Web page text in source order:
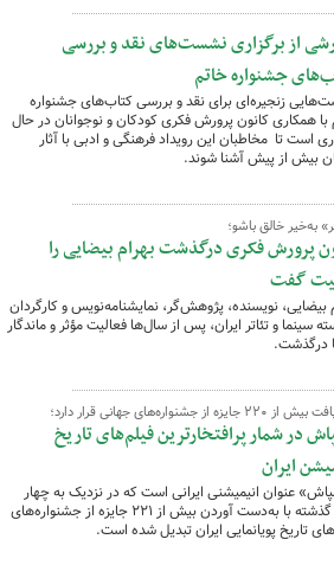
از برگزاری نشست‌های نقد و بررسی
جشنواره خاتم
زنجیره‌ای برای نقد و بررسی کتاب‌های جشنواره
با همکاری کانون پرورش فکری کودکان و نوجوانان در حال
است تا مخاطبان این رویداد فرهنگی و ادبی با آثار
بیش از پیش آشنا شوند.
به‌خیر خالق باشو؛
پرورش فکری درگذشت بهرام بیضایی را
گفت
بیضایی، نویسنده، پژوهش‌گر، نمایشنامه‌نویس و کارگردان
سینما و تئاتر ایران، پس از سال‌ها فعالیت مؤثر و ماندگار
درگذشت.
جایزه از جشنواره‌های جهانی قرار دارد؛
در شمار پرافتخارترین فیلم‌های تاریخ
ایران
عنوان انیمیشنی ایرانی است که در نزدیک به چهار
سال گذشته با به‌دست آوردن بیش از ۲۲۱ جایزه از جشنواره‌های
تاریخ پویانمایی ایران تبدیل شده است.